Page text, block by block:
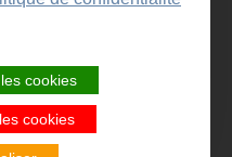
À LA NEWSLETTER
ANIMATIONS
DE
ET VALLÉES
cookies
cookies